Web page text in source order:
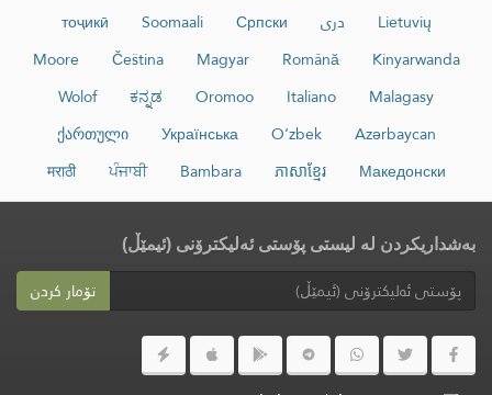
Lietuvių
دری Српски
Soomaali
тоҷикӣ
Kinyarwanda
Română
Magyar
Čeština
Moore
Malagasy
Italiano
Oromoo
ಕನ್ನಡ
Wolof
Azərbaycan
O‘zbek
Українська
ქართული
Македонски
ភាសាខ្មែរ
Bambara
ਪੰਜਾਬੀ
मराठी
بەشداریکردن لە لیستی پۆستی ئەلیکترۆنی (ئیمێڵ)
تۆمار کردن